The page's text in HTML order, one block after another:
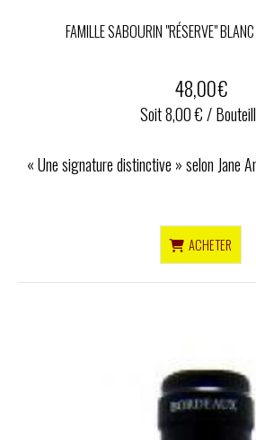
FAMILLE SABOURIN "RÉSERVE"
48,00€
Soit 8,00 € /
« Une signature distinctive » selon Jane
ACHETER